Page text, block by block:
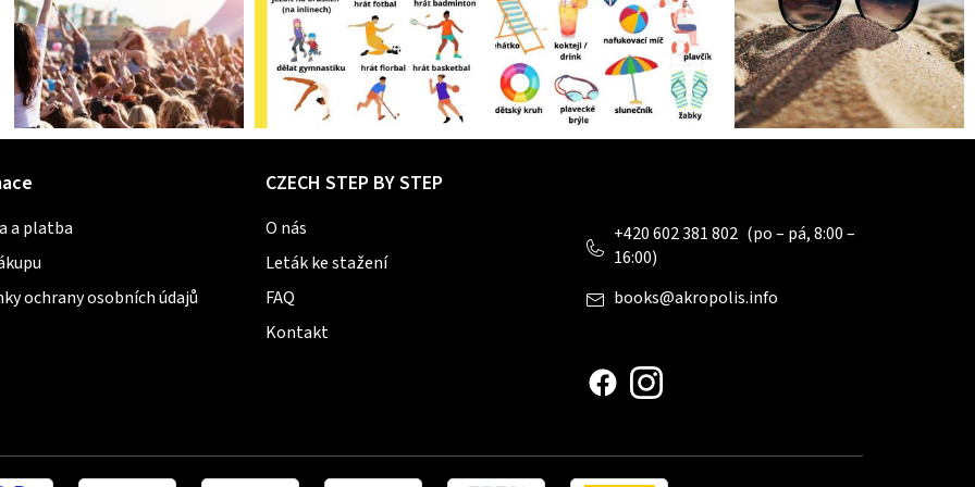
a platba
ochrany osobních údajů
CZECH STEP BY STEP
O nás
Leták ke stažení
FAQ
Kontakt
books@akropolis.info
+420 602 381 802